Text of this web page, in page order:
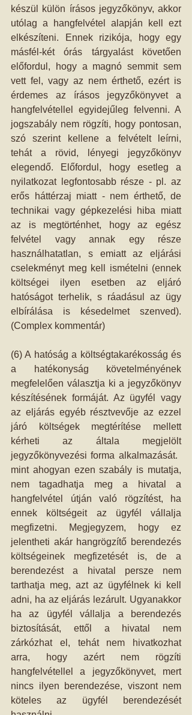
készül külön írásos jegyzőkönyv, akkor
utólag a hangfelvétel alapján kell ezt
elkészíteni. Ennek rizikója, hogy egy
másfél-két órás tárgyalást követően
előfordul, hogy a magnó semmit sem
vett fel, vagy az nem érthető, ezért is
érdemes az írásos jegyzőkönyvet a
hangfelvétellel egyidejűleg felvenni. A
jogszabály nem rögzíti, hogy pontosan,
szó szerint kellene a felvételt leírni,
tehát a rövid, lényegi jegyzőkönyv
elegendő. Előfordul, hogy esetleg a
nyilatkozat legfontosabb része - pl. az
erős háttérzaj miatt - nem érthető, de
technikai vagy gépkezelési hiba miatt
az is megtörténhet, hogy az egész
felvétel vagy annak egy része
használhatatlan, s emiatt az eljárási
cselekményt meg kell ismételni (ennek
költségei ilyen esetben az eljáró
hatóságot terhelik, s ráadásul az ügy
elbírálása is késedelmet szenved).
(Complex kommentár)
(6) A hatóság a költségtakarékosság és
a hatékonyság követelményének
megfelelően választja ki a jegyzőkönyv
készítésének formáját. Az ügyfél vagy
az eljárás egyéb résztvevője az ezzel
járó költségek megtérítése mellett
kérheti az általa megjelölt
jegyzőkönyvezési forma alkalmazását. 
mint ahogyan ezen szabály is mutatja,
nem tagadhatja meg a hivatal a
hangfelvétel útján való rögzítést, ha
ennek költségeit az ügyfél vállalja
megfizetni. Megjegyzem, hogy ez
jelentheti akár hangrögzítő berendezés
költségeinek megfizetését is, de a
berendezést a hivatal persze nem
tarthatja meg, azt az ügyfélnek ki kell
adni, ha az eljárás lezárult. Ugyanakkor
ha az ügyfél vállalja a berendezés
biztosítását, ettől a hivatal nem
zárkózhat el, tehát nem hivatkozhat
arra, hogy azért nem rögzíti
hangfelvétellel a jegyzőkönyvet, mert
nincs ilyen berendezése, viszont nem
köteles az ügyfél berendezését